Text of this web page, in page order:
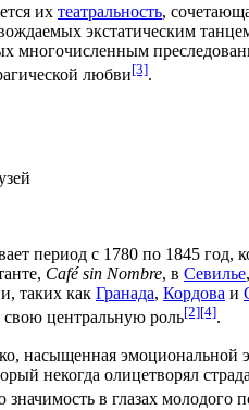
их театральность,
экстатическим
многочисленным
любви[3].
период с 1780 по 1845 год,
, Café sin Nombre, в Севилье
таких как Гранада, Кордова и
свою центральную роль[2][4].
насыщенная эмоциональной
некогда олицетворял
значимость в глазах молодого